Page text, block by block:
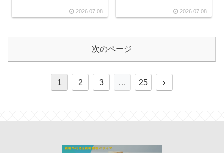
2026.07.08 2026.07.08
次のページ
1 2 3 … 25